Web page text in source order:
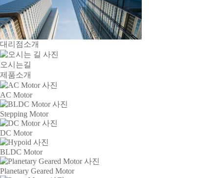
대리점소개
오시는길
제품소개
AC Motor
Stepping Motor
DC Motor
BLDC Motor
Planetary Geared Motor